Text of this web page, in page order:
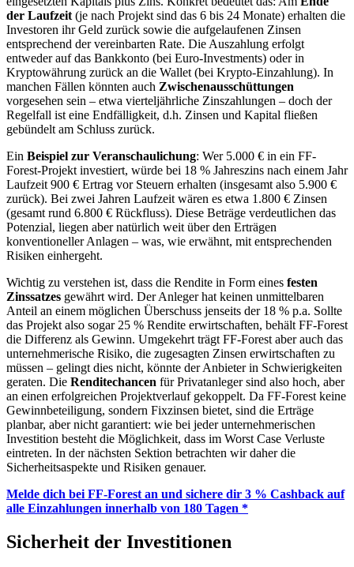
der Laufzeit (je nach Projekt sind das 6 bis 24 Monate) erhalten die
Investoren ihr Geld zurück sowie die aufgelaufenen Zinsen
entsprechend der vereinbarten Rate. Die Auszahlung erfolgt
entweder auf das Bankkonto (bei Euro-Investments) oder in
Kryptowährung zurück an die Wallet (bei Krypto-Einzahlung). In
manchen Fällen könnten auch Zwischenausschüttungen
vorgesehen sein – etwa vierteljährliche Zinszahlungen – doch der
Regelfall ist eine Endfälligkeit, d.h. Zinsen und Kapital fließen
gebündelt am Schluss zurück.
Ein Beispiel zur Veranschaulichung: Wer 5.000 € in ein FF-
Forest-Projekt investiert, würde bei 18 % Jahreszins nach einem Jahr
Laufzeit 900 € Ertrag vor Steuern erhalten (insgesamt also 5.900 €
zurück). Bei zwei Jahren Laufzeit wären es etwa 1.800 € Zinsen
(gesamt rund 6.800 € Rückfluss). Diese Beträge verdeutlichen das
Potenzial, liegen aber natürlich weit über den Erträgen
konventioneller Anlagen – was, wie erwähnt, mit entsprechenden
Risiken einhergeht.
Wichtig zu verstehen ist, dass die Rendite in Form eines festen
Zinssatzes gewährt wird. Der Anleger hat keinen unmittelbaren
Anteil an einem möglichen Überschuss jenseits der 18 % p.a. Sollte
das Projekt also sogar 25 % Rendite erwirtschaften, behält FF-Forest
die Differenz als Gewinn. Umgekehrt trägt FF-Forest aber auch das
unternehmerische Risiko, die zugesagten Zinsen erwirtschaften zu
müssen – gelingt dies nicht, könnte der Anbieter in Schwierigkeiten
geraten. Die Renditechancen für Privatanleger sind also hoch, aber
an einen erfolgreichen Projektverlauf gekoppelt. Da FF-Forest keine
Gewinnbeteiligung, sondern Fixzinsen bietet, sind die Erträge
planbar, aber nicht garantiert: wie bei jeder unternehmerischen
Investition besteht die Möglichkeit, dass im Worst Case Verluste
eintreten. In der nächsten Sektion betrachten wir daher die
Sicherheitsaspekte und Risiken genauer.
Melde dich bei FF-Forest an und sichere dir 3 % Cashback auf
alle Einzahlungen innerhalb von 180 Tagen *
Sicherheit der Investitionen